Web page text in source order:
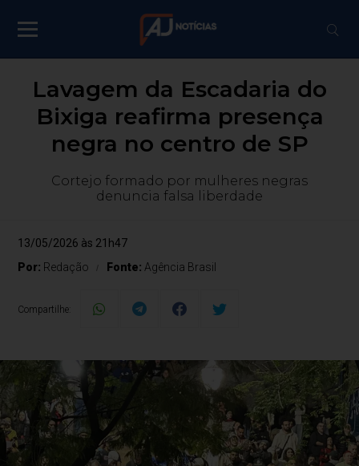
Lavagem da Escadaria do
Bixiga reafirma presença
negra no centro de SP
Cortejo formado por mulheres negras
denuncia falsa liberdade
13/05/2026 às 21h47
Por: Redação Fonte: Agência Brasil
Compartilhe: